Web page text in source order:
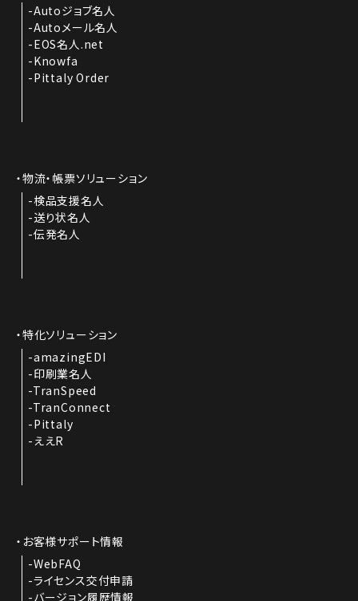
Autoジョブ名人
Autoメール名人
EOS名人.net
Knowfa
Pittaly Order
物流・帳票ソリューション
検品支援名人
送り状名人
伝発名人
特化ソリューション
amazingEDI
印刷業名人
TranSpeed
TranConnect
Pittaly
ええR
お客様サポート情報
WebFAQ
ライセンス交付申請
バージョン履歴情報